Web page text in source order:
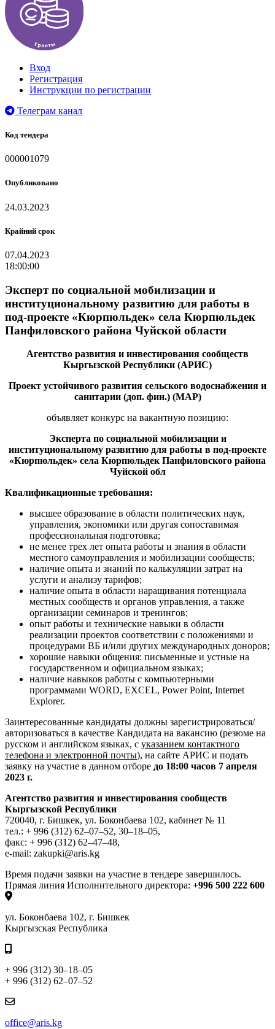
Вход
Регистрация
Инструкции по регистрации
Телеграм канал
Код тендера
000001079
Опубликовано
24.03.2023
Крайний срок
07.04.2023
18:00:00
Эксперт по социальной мобилизации и
институциональному развитию для работы в
под-проекте «Кюрпюльдек» села Кюрпюльдек
Панфиловского района Чуйской области
Агентство развития и инвестирования сообществ
Кыргызской Республики (АРИС)
Проект устойчивого развития сельского водоснабжения и
санитарии (доп. фин.) (МАР)
объявляет конкурс на вакантную позицию:
Эксперта по социальной мобилизации и
институциональному развитию для работы в под-проекте
«Кюрпюльдек» села Кюрпюльдек Панфиловского района
Чуйской обл
Квалификационные требования:
высшее образование в области политических наук,
управления, экономики или другая сопоставимая
профессиональная подготовка;
не менее трех лет опыта работы и знания в области
местного самоуправления и мобилизации сообществ;
наличие опыта и знаний по калькуляции затрат на
услуги и анализу тарифов;
наличие опыта в области наращивания потенциала
местных сообществ и органов управления, а также
организации семинаров и тренингов;
опыт работы и технические навыки в области
реализации проектов соответствии с положениями и
процедурами ВБ и/или других международных доноров;
хорошие навыки общения: письменные и устные на
государственном и официальном языках;
наличие навыков работы с компьютерными
программами WORD, EXCEL, Power Point, Internet
Explorer.
Заинтересованные кандидаты должны зарегистрироваться/
авторизоваться в качестве Кандидата на вакансию (резюме на
русском и английском языках, с указанием контактного
телефона и электронной почты), на сайте АРИС и подать
заявку на участие в данном отборе до 18:00 часов 7 апреля
2023 г.
Агентство развития и инвестирования сообществ
Кыргызской Республики
720040, г. Бишкек, ул. Боконбаева 102, кабинет № 11
тел.: + 996 (312) 62–07–52, 30–18–05,
факс: + 996 (312) 62–47–48,
e-mail: zakupki@aris.kg
Время подачи заявки на участие в тендере завершилось.
Прямая линия Исполнительного директора: +996 500 222 600
ул. Боконбаева 102, г. Бишкек
Кыргызская Республика
+ 996 (312) 30–18–05
+ 996 (312) 62–07–52
office@aris.kg